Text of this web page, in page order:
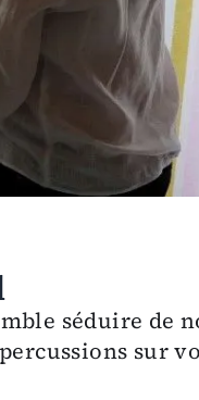
séduire de
sur